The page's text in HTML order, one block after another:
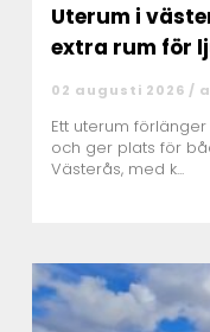
Uterum i västerås så
extra rum för
02 augusti 2026 /
Ett uterum
och ger plats för
Västerås, med k...